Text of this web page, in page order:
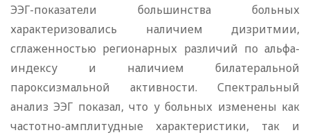
ЭЭГ-показатели большинства больных
характеризовались наличием дизритмии,
сглаженностью регионарных различий по альфа-
индексу и наличием билатеральной
пароксизмальной активности. Спектральный
анализ ЭЭГ показал, что у больных изменены как
частотно-амплитудные характеристики, так и